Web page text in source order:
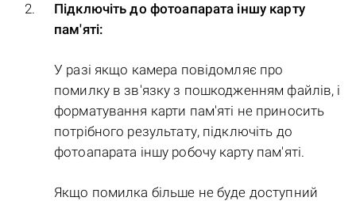
Підключіть до фотоапарата іншу карту
пам'яті:
У разі якщо камера повідомляє про
помилку в зв'язку з пошкодженням файлів, і
форматування карти пам'яті не приносить
потрібного результату, підключіть до
фотоапарата іншу робочу карту пам'яті.
Якщо помилка більше не буде доступний